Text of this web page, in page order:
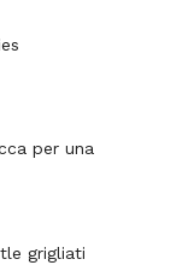
per una
grigliati